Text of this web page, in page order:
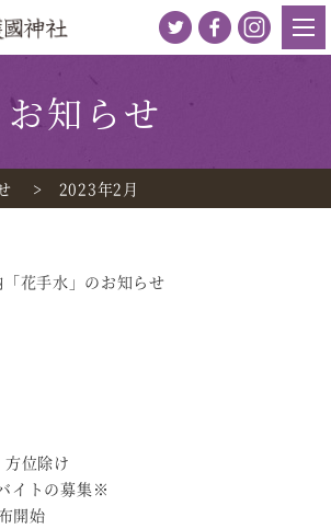
お知らせ
2023年2月
花手水」のお知らせ
位除け
イトの募集※
開始